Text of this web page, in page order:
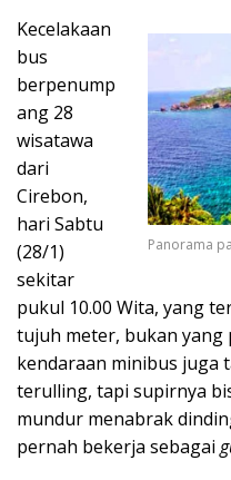
Panorama
Kecelakaan
bus
berpenump
ang 28
wisatawa
dari
Cirebon,
hari Sabtu
(28/1)
sekitar
pukul 10.00 Wita, yang
tujuh meter, bukan yang
kendaraan minibus juga
terulling, tapi supirnya
mundur menabrak
pernah bekerja sebagai